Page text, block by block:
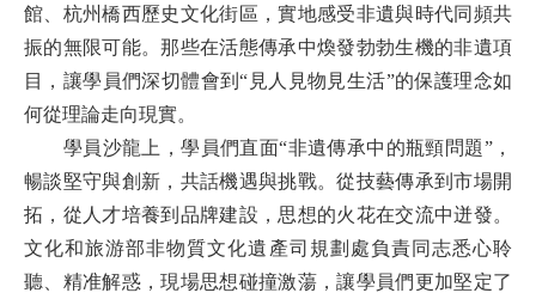
館、杭州橋西歷史文化街區，實地感受非遺與時代同頻共
振的無限可能。那些在活態傳承中煥發勃勃生機的非遺項
目，讓學員們深切體會到“ 見人見物見生活”的保護理念如
何從理論走向現實。
學員沙龍上，學員們直面“非遺傳承中的瓶頸問題”，
暢談堅守與創新，共話機遇與挑戰。從技藝傳承到市場開
拓，從人才培養到品牌建設，思想的火花在交流中迸發。
文化和旅游部非物質文化遺產司規劃處負責同志悉心聆
聽、精准解惑，現場思想碰撞激蕩，讓學員們更加堅定了